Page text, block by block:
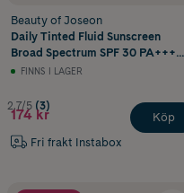
Beauty of Joseon
Daily Tinted Fluid Sunscreen
Broad Spectrum SPF 30 PA+++
#LN110 50 ml
FINNS I LAGER
2.7/5 (3)
174 kr
Fri frakt Instabox
Köp